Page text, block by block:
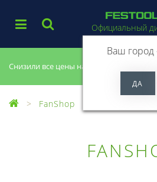
Снизили все цены на 20%, успей купить!
Официальный
Ваш
FanShop